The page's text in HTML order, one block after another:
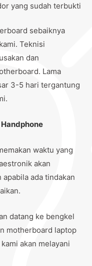
yang sudah terbukti
sebaiknya
Teknisi
dan
Lama
3-5 hari tergantung
waktu yang
akan
ada tindakan
datang ke bengkel
motherboard laptop
akan melayani